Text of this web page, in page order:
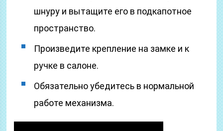
шнуру и вытащите его в подкапотное
пространство.
Произведите крепление на замке и к
ручке в салоне.
Обязательно убедитесь в нормальной
работе механизма.